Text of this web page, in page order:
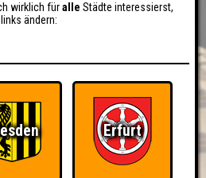
wirklich füralle Städte interessierst,
ändern:
Erfurt